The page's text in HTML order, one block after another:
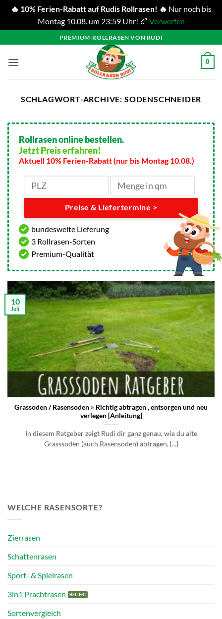
🔥 10% Ferien-Rabatt auf Rudis Rollrasen! 🔥 Nur noch bis
Montag 10.08. um 23:59 Uhr! 🍂 Verwerfen
Inhalt
springen
PREMIUM-ROLLRASEN VON RUDI
0
SCHLAGWORT-ARCHIVE: SODENSCHNEIDER
Rollrasen online bestellen.
Jetzt Preis erfahren!
Aktuell 10% Ferien-Rabatt (nur bis Montag 10.08.)
Preise & Liefertermine >
bundesweite Lieferung
3 Rollrasen-Sorten
Premium-Qualität
Grassoden / Rasensoden » Richtig abtragen , entsorgen und neu
verlegen [Anleitung]
In diesem Ratgeber zeigt Rudi dir ganz genau, wie du alte
Grasssoden (auch Rasensoden) abtragen, [...]
10
Juli
WELCHE RASENSORTE?
Zierrasen
Schattenrasen
Sport- & Spielrasen
3in1 Prachtrasen
Sortenvergleich